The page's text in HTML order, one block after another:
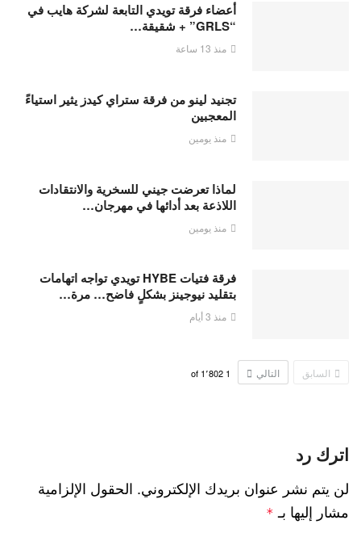
أعضاء فرقة تويدي التابعة لشركة هايب في
“GRLS” + شقيقة…
منذ 13 ساعة
تجنيد لينو من فرقة ستراي كيدز يثير استياءً
المعجبين
منذ يومين
لماذا تعرضت جيني للسخرية والانتقادات
اللاذعة بعد أدائها في مهرجان…
منذ يومين
فرقة فتيات HYBE تويدي تواجه اتهامات
بتقليد نيوجينز بشكلٍ فاضح… مرة…
منذ 3 أيام
السابق التالي 1 1٬802
اترك رد
لن يتم نشر عنوان بريدك الإلكتروني. الحقول الإلزامية
مشار إليها بـ *